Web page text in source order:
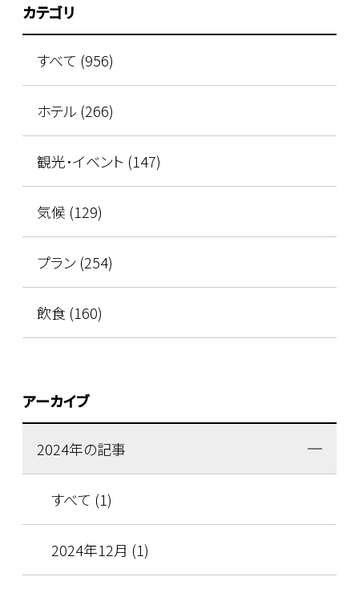
カテゴリ
すべて (956)
ホテル (266)
観光･イベント (147)
気候 (129)
プラン (254)
飲食 (160)
アーカイブ
2024年の記事
すべて (1)
2024年12月 (1)